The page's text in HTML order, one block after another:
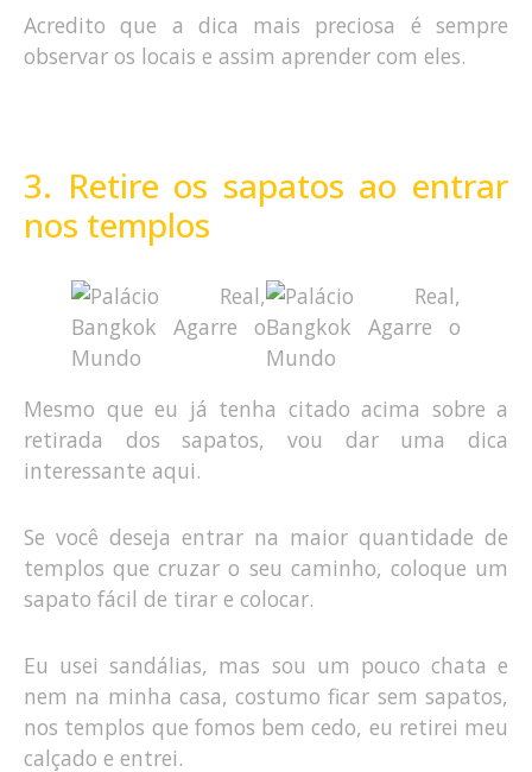
Acredito que a dica mais preciosa é sempre
observar os locais e assim aprender com eles.
3. Retire os sapatos ao entrar
nos templos
Mesmo que eu já tenha citado acima sobre a
retirada dos sapatos, vou dar uma dica
interessante aqui.
Se você deseja entrar na maior quantidade de
templos que cruzar o seu caminho, coloque um
sapato fácil de tirar e colocar.
Eu usei sandálias, mas sou um pouco chata e
nem na minha casa, costumo ficar sem sapatos,
nos templos que fomos bem cedo, eu retirei meu
calçado e entrei.